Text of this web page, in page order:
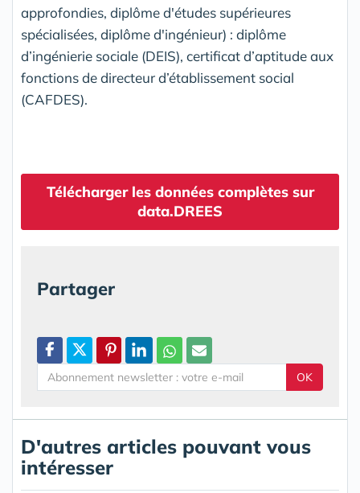
approfondies, diplôme d'études supérieures
spécialisées, diplôme d'ingénieur) : diplôme
d’ingénierie sociale (DEIS), certificat d’aptitude aux
fonctions de directeur d’établissement social
(CAFDES).
Télécharger les données complètes sur
data.DREES
Partager
OK
D'autres articles pouvant vous
intéresser